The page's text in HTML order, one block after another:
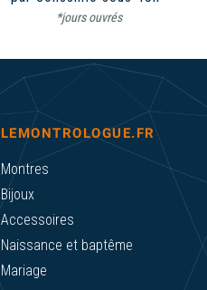
*jours ouvrés
LEMONTROLOGUE.FR
Montres
Bijoux
Accessoires
Naissance et baptême
Mariage